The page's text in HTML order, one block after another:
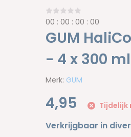
00 :00 :00 :00
GUM
- 4 x 300
Merk: GUM
4,95 Tijdelijk
Verkrijgbaar in